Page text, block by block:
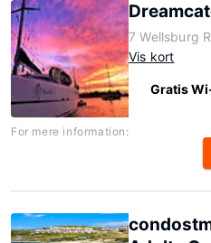
7 Wellsburg
Vis kort
Gratis
For mere information: